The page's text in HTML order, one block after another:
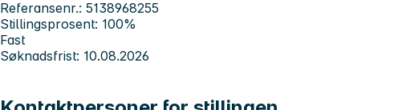
Referansenr.: 5138968255
Stillingsprosent: 100%
Fast
Søknadsfrist: 10.08.2026